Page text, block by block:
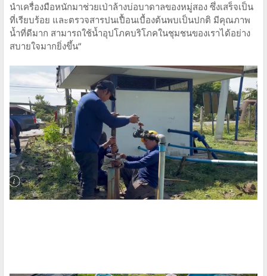
นำเครื่องมือหนักมาช่วยเป่าล้างบ่อบาดาลของหมู่สอง ซึ่งเสร็จเป็น
ที่เรียบร้อย และตรวจสารปนเปื้อนเบื้องต้นพบเป็นปกติ มีคุณภาพ
น้ำที่ดีมาก สามารถใช้น้ำอุปโภคบริโภคในชุมชนของเราได้อย่าง
สบายใจมากยิ่งขึ้น“